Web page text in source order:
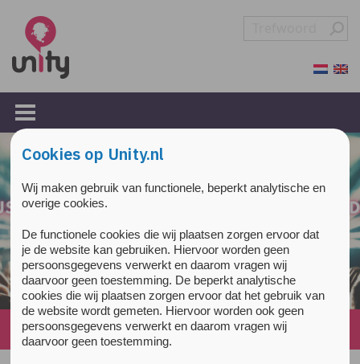
Home »Wat doet XTC-gebruik met je geheugen?
Cookies op Unity.nl
Wij maken gebruik van functionele, beperkt analytische en
overige cookies.
De functionele cookies die wij plaatsen zorgen ervoor dat
je de website kan gebruiken. Hiervoor worden geen
persoonsgegevens verwerkt en daarom vragen wij
daarvoor geen toestemming. De beperkt analytische
cookies die wij plaatsen zorgen ervoor dat het gebruik van
de website wordt gemeten. Hiervoor worden ook geen
persoonsgegevens verwerkt en daarom vragen wij
daarvoor geen toestemming.